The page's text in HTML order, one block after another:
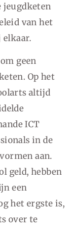
jeugdketen
van het
elkaar.
geen
Op het
altijd
ICT
in de
aan.
geld, hebben
een
het ergste is,
over te